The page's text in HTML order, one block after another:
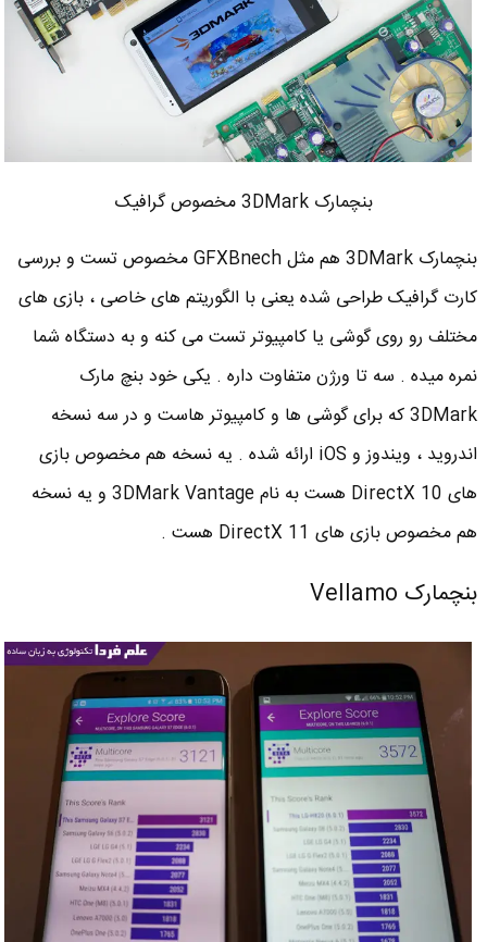
بنچمارک 3DMark مخصوص گرافیک
بنچمارک 3DMark هم مثل GFXBnech مخصوص تست و بررسی
کارت گرافیک طراحی شده یعنی با الگوریتم های خاصی ، بازی های
مختلف رو روی گوشی یا کامپیوتر تست می کنه و به دستگاه شما
نمره میده . سه تا ورژن متفاوت داره . یکی خود بنچ مارک
3DMark که برای گوشی ها و کامپیوتر هاست و در سه نسخه
اندروید ، ویندوز و iOS ارائه شده . یه نسخه هم مخصوص بازی
های DirectX 10 هست به نام 3DMark Vantage و یه نسخه
هم مخصوص بازی های DirectX 11 هست .
بنچمارک Vellamo